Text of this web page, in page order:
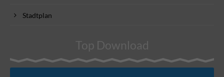
Stadtplan
Top Download